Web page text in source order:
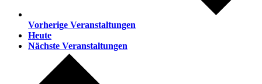
Vorherige Veranstaltungen
Heute
Nächste Veranstaltungen